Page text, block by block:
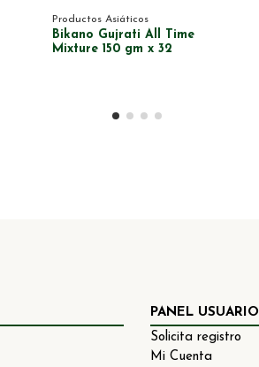
Productos Asiáticos
Bikano Gujrati All Time
Mixture 150 gm x 32
PANEL USUARIO
Solicita registro
Mi Cuenta